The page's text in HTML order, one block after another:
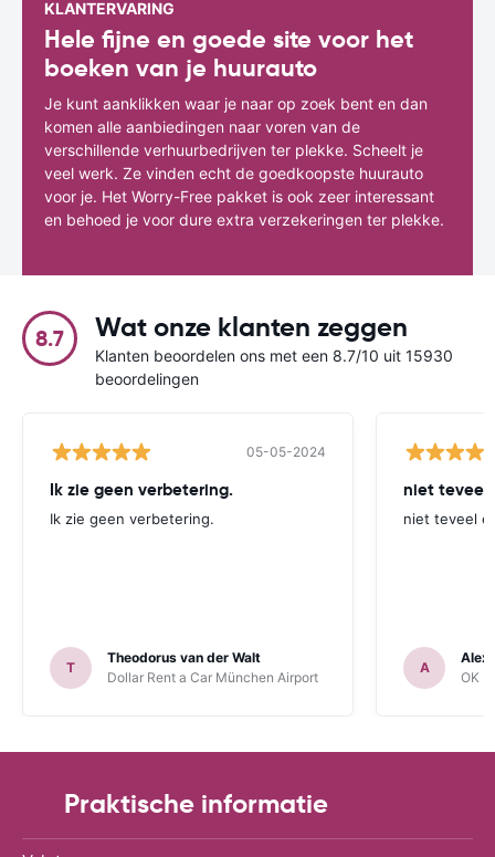
KLANTERVARING
Hele fijne en goede site voor het
boeken van je huurauto
Je kunt aanklikken waar je naar op zoek bent en dan
komen alle aanbiedingen naar voren van de
verschillende verhuurbedrijven ter plekke. Scheelt je
veel werk. Ze vinden echt de goedkoopste huurauto
voor je. Het Worry-Free pakket is ook zeer interessant
en behoed je voor dure extra verzekeringen ter plekke.
8.7 Wat onze klanten zeggen
Klanten beoordelen ons met een 8.7/10 uit 15930
beoordelingen
05-05-2024
Ik zie geen verbetering.
Ik zie geen verbetering.
T
Theodorus van der Walt
Dollar Rent a Car München Airport
niet teveel
niet teveel
A
OK
Praktische informatie